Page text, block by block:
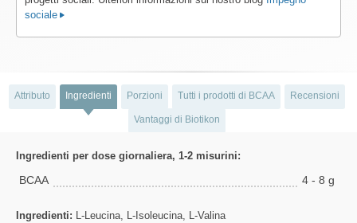
sociale
Attributo Ingredienti Porzioni Tutti i prodotti di BCAA Recensioni
Vantaggi di Biotikon
Ingredienti per dose giornaliera, 1-2 misurini:
BCAA 4 - 8 g
Ingredienti: L-Leucina, L-Isoleucina, L-Valina